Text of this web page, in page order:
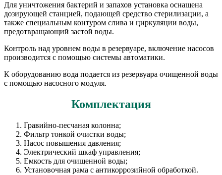
Для уничтожения бактерий и запахов установка оснащена
дозирующей станцией, подающей средство стерилизации, а
также специальным контуром слива и циркуляции воды,
предотвращающий застой воды.
Контроль над уровнем воды в резервуаре, включение насосов
производится с помощью системы автоматики.
К оборудованию вода подается из резервуара очищенной воды
с помощью насосного модуля.
Комплектация
Гравийно-песчаная колонна;
Фильтр тонкой очистки воды;
Насос повышения давления;
Электрический шкаф управления;
Емкость для очищенной воды;
Установочная рама с антикоррозийной обработкой.